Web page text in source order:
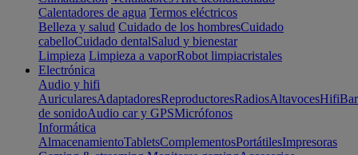
Calentadores de agua Termos eléctricos
Belleza y salud Cuidado de los hombresCuidado
cabelloCuidado dentalSalud y bienestar
Limpieza Limpieza a vaporRobot limpiacristales
Electrónica
Audio y hifi
AuricularesAdaptadoresReproductoresRadiosAltavocesHifi
de sonidoAudio car y GPSMicrófonos
Informática
AlmacenamientoTabletsComplementosPortátilesImpresoras